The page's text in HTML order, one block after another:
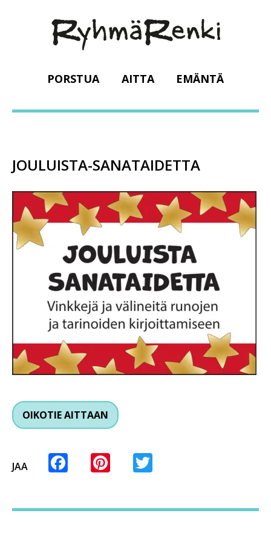
PORSTUA AITTA EMÄNTÄ
JOULUISTA-SANATAIDETTA
OIKOTIE AITTAAN
JAA Facebook
Pinterest